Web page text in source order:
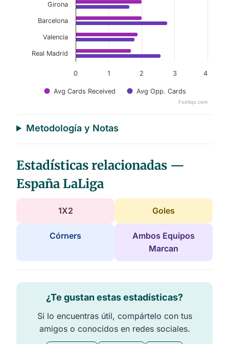
Avg Cards Received Avg Opp. Cards
0 1 2 3 4
Girona
Barcelona
Valencia
Real Madrid
Footiqo.com
Metodología y Notas
Estadísticas relacionadas —
España LaLiga
1X2 Goles
Córners
Ambos Equipos
Marcan
¿Te gustan estas estadísticas?
Si lo encuentras útil, compártelo con tus
amigos o conocidos en redes sociales.